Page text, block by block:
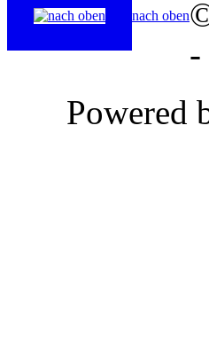
nach oben
-
Powered